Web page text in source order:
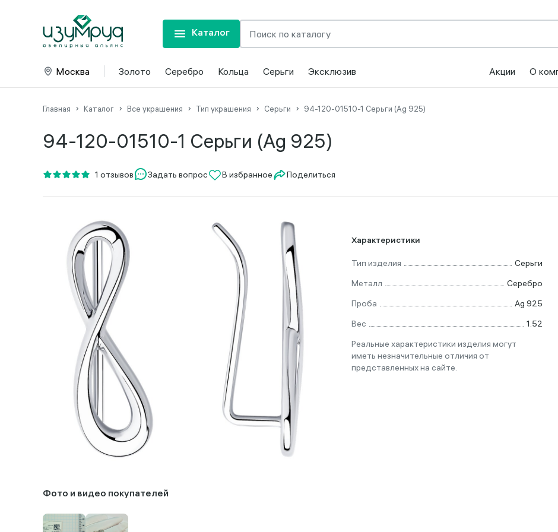
Каталог
Москва Золото Серебро Кольца Серьги Эксклюзив Акции О
Главная Каталог Все украшения Тип украшения Серьги 94-120-01510-1 Серьги (Ag 925)
94-120-01510-1 Серьги (Ag 925)
Задать вопрос Поделиться
Фото и видео покупателей
Характеристики
Тип изделия
Серьги
Металл
Серебро
Проба
Ag 925
Вес
1.52
Реальные характеристики изделия могут
иметь незначительные отличия от
представленных на сайте.